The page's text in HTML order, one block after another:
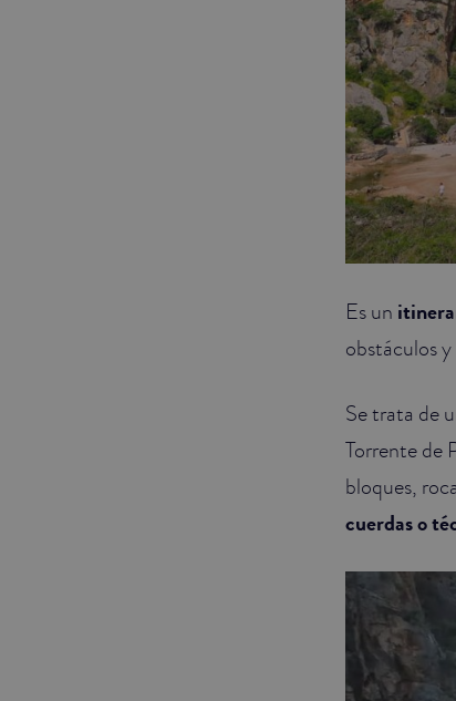
Es un
obstáculos
Se trata de
Torrente de
bloques,
cuerdas o